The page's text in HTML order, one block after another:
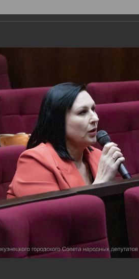
ДЕПУТАТЫ